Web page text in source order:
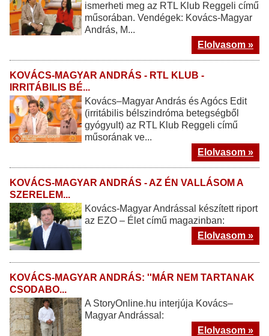
ismerheti meg az RTL Klub Reggeli című
műsorában. Vendégek: Kovács-Magyar
András, M...
Elolvasom »
KOVÁCS-MAGYAR ANDRÁS - RTL KLUB -
IRRITÁBILIS BÉ...
Kovács–Magyar András és Agócs Edit
(irritábilis bélszindróma betegségből
gyógyult) az RTL Klub Reggeli című
műsorának ve...
Elolvasom »
KOVÁCS-MAGYAR ANDRÁS - AZ ÉN VALLÁSOM A
SZERELEM...
Kovács-Magyar Andrással készített riport
az EZO – Élet című magazinban:
Elolvasom »
KOVÁCS-MAGYAR ANDRÁS: ''MÁR NEM TARTANAK
CSODABO...
A StoryOnline.hu interjúja Kovács–
Magyar Andrással:
Elolvasom »